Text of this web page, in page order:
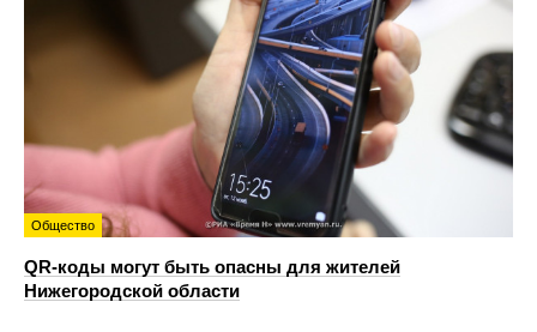
Общество
QR-коды могут быть опасны для жителей
Нижегородской области